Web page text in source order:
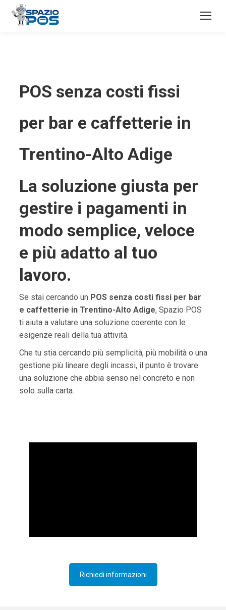
POS senza costi fissi
per bar e caffetterie in
Trentino-Alto Adige
La soluzione giusta per
gestire i pagamenti in
modo semplice, veloce
e più adatto al tuo
lavoro.
Se stai cercando un POS senza costi fissi per bar
e caffetterie in Trentino-Alto Adige, Spazio POS
ti aiuta a valutare una soluzione coerente con le
esigenze reali della tua attività.
Che tu stia cercando più semplicità, più mobilità o una
gestione più lineare degli incassi, il punto è trovare
una soluzione che abbia senso nel concreto e non
solo sulla carta.
Richiedi informazioni